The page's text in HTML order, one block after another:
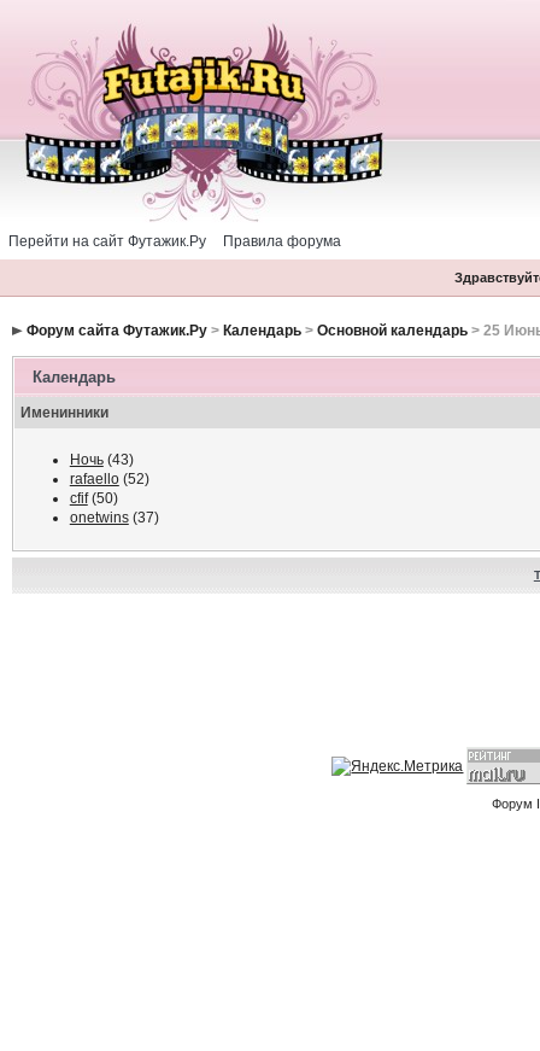
Перейти на сайт Футажик.Ру Правила форума
Форум сайта Футажик.Ру> Календарь> Основной календарь> 25
Календарь
Именинники
Ночь(43)
rafaello(52)
cfif(50)
onetwins(37)
Форум